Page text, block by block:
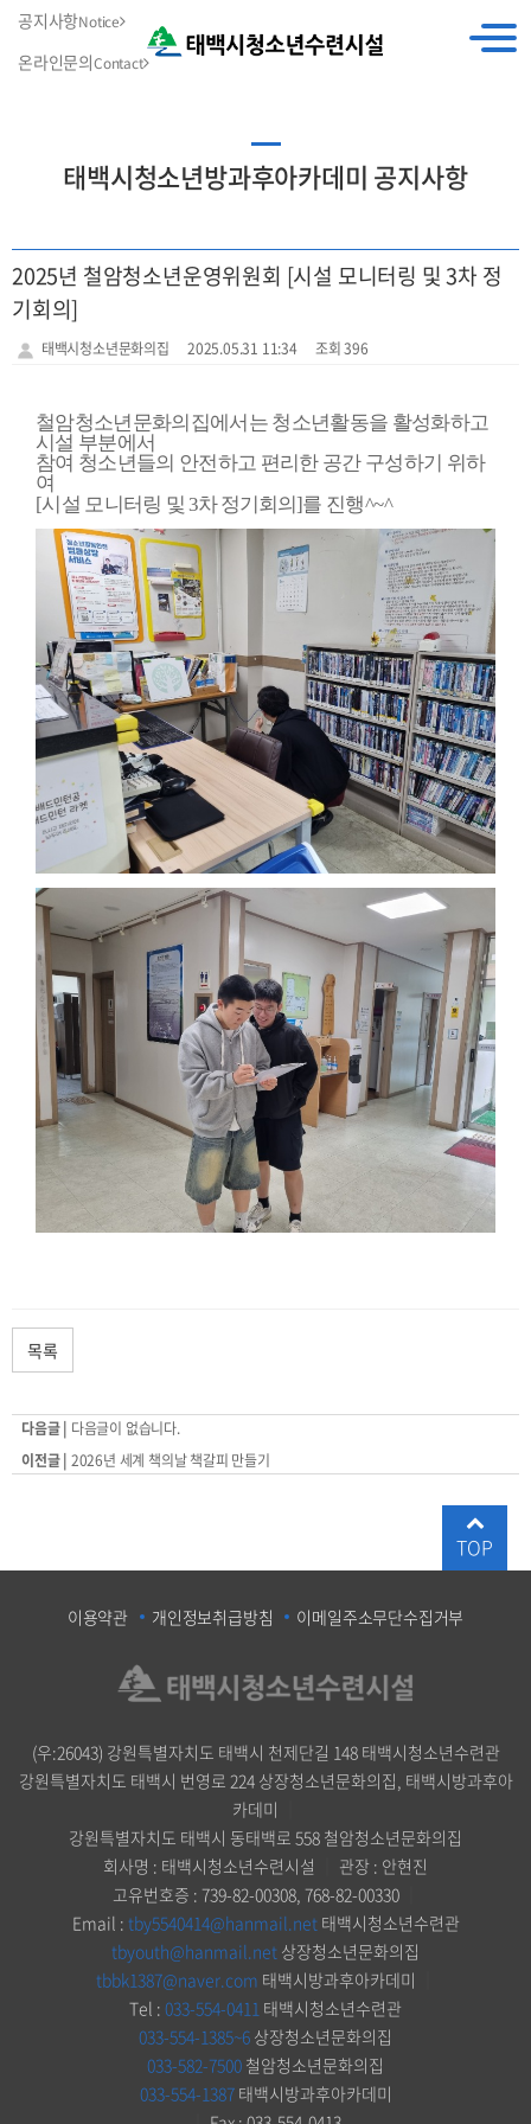
공지사항Notice
온라인문의Contact
태백시청소년방과후아카데미 공지사항
2025년 철암청소년운영위원회 [시설 모니터링 및 3차 정
기회의]
태백시청소년문화의집 2025.05.31 11:34 조회 396
철암청소년문화의집에서는 청소년활동을 활성화하고
시설 부분에서
참여 청소년들의 안전하고 편리한 공간 구성하기 위하
여
[시설 모니터링 및 3차 정기회의]를 진행^~^
목록
다음글 | 다음글이 없습니다.
이전글 | 2026년 세계 책의날 책갈피 만들기
이용약관 개인정보취급방침 이메일주소무단수집거부
(우:26043) 강원특별자치도 태백시 천제단길 148 태백시청소년수련관
강원특별자치도 태백시 번영로 224 상장청소년문화의집, 태백시방과후아
카데미
강원특별자치도 태백시 동태백로 558 철암청소년문화의집
회사명 : 태백시청소년수련시설
관장 : 안현진
고유번호증 : 739-82-00308, 768-82-00330
Email : tby5540414@hanmail.net태백시청소년수련관
tbyouth@hanmail.net 상장청소년문화의집
tbbk1387@naver.com 태백시방과후아카데미
Tel : 033-554-0411 태백시청소년수련관
033-554-1385~6 상장청소년문화의집
033-582-7500 철암청소년문화의집
033-554-1387태백시방과후아카데미
TOP